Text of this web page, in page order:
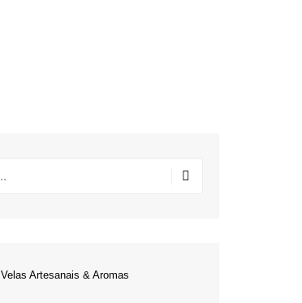
Velas Artesanais & Aromas